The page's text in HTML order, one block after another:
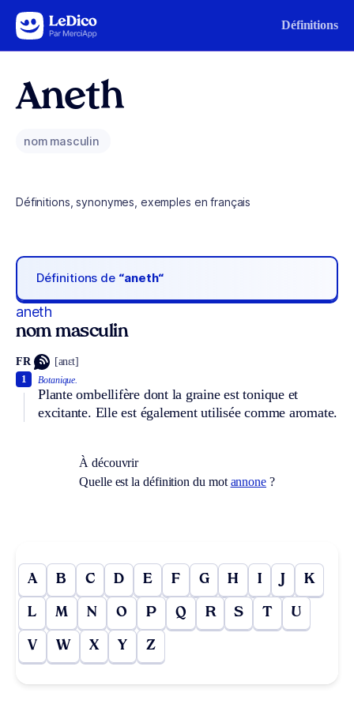
Aller au contenu Définitions
Aneth
nom masculin
Définitions, synonymes, exemples en français
Définitions de “aneth“
aneth
nom masculin
FR [anɛt]
Botanique.
Plante ombellifère dont la graine est tonique et
excitante. Elle est également utilisée comme aromate.
1
À découvrir
Quelle est la définition du mot annone ?
A B C D E F G H I J K
L M N O P Q R S T U
V W X Y Z